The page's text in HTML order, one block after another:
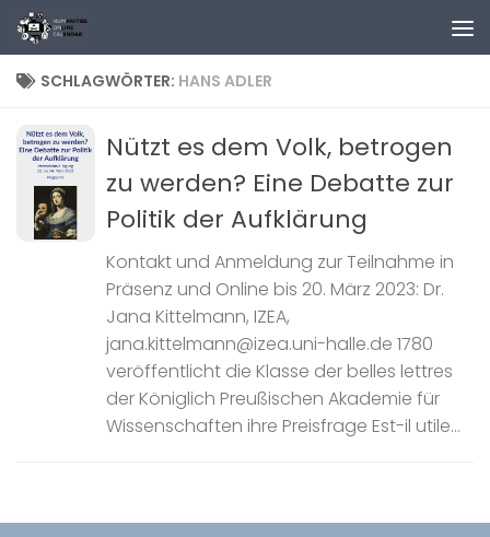
Zum Inhalt springen
SCHLAGWÖRTER: HANS ADLER
Nützt es dem Volk, betrogen
zu werden? Eine Debatte zur
Politik der Aufklärung
Kontakt und Anmeldung zur Teilnahme in
Präsenz und Online bis 20. März 2023: Dr.
Jana Kittelmann, IZEA,
jana.kittelmann@izea.uni-halle.de 1780
veröffentlicht die Klasse der belles lettres
der Königlich Preußischen Akademie für
Wissenschaften ihre Preisfrage Est-il utile...